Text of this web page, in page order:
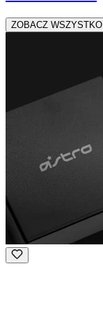
ZOBACZ WSZYSTKO